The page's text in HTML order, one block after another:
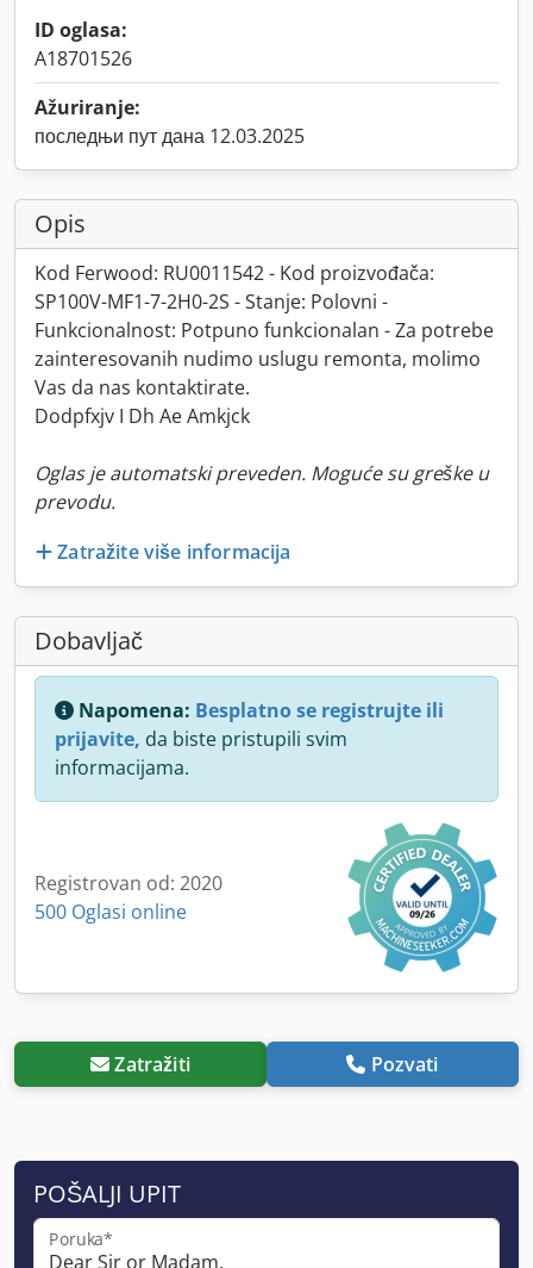
ID oglasa:
A18701526
Ažuriranje:
последњи пут дана 12.03.2025
Opis
Kod Ferwood: RU0011542 - Kod proizvođača:
SP100V-MF1-7-2H0-2S - Stanje: Polovni -
Funkcionalnost: Potpuno funkcionalan - Za potrebe
zainteresovanih nudimo uslugu remonta, molimo
Vas da nas kontaktirate.
Dodpfxjv I Dh Ae Amkjck
Oglas je automatski preveden. Moguće su greške u
prevodu.
Zatražite više informacija
Dobavljač
Napomena: Besplatno se registrujte ili
prijavite, da biste pristupili svim
informacijama.
Registrovan od: 2020
500 Oglasi online
Zatražiti Pozvati
POŠALJI UPIT
Poruka*